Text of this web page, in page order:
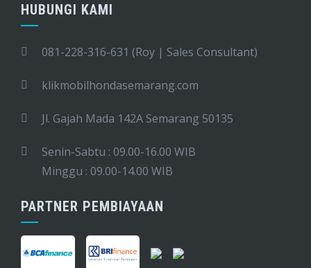
HUBUNGI KAMI
081-228-316-631 (Roy | Sales Consultant)
klikmobilhondasemarang.com
Jl. Gajah Mada 142A Semarang 50135
Senin-Sabtu : 09.00-16.00 WIB
Minggu : 09.00-14.00 WIB
PARTNER PEMBIAYAAN